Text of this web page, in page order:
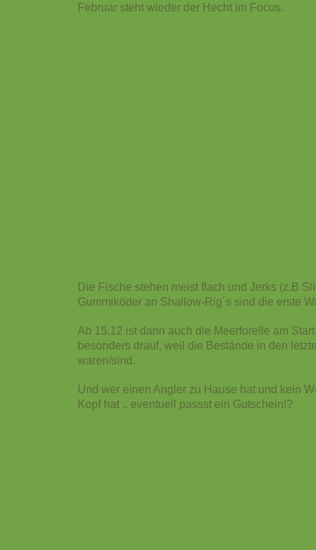
Februar steht wieder der Hecht im Focus.
Die Fische stehen meist flach und Jerks (z.B
Gummiköder an Shallow-Rig´s sind die erste
Ab 15.12 ist dann auch die Meerforelle am
besonders drauf, weil die Bestände in den
waren/sind.
Und wer einen Angler zu Hause hat und kein
Kopf hat .. eventuell passst ein Gutschein!?